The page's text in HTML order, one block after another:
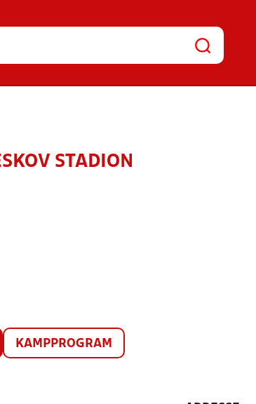
STADION
KAMPPROGRAM